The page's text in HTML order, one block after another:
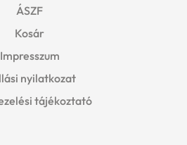
ÁSZF
Kosár
Impresszum
nyilatkozat
tájékoztató